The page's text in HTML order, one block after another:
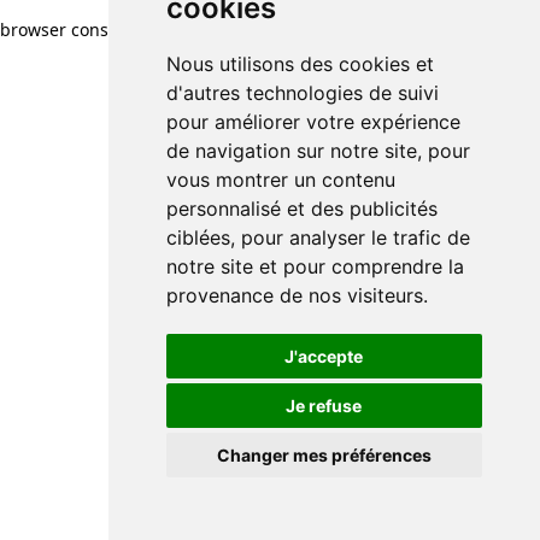
cookies
Nous utilisons des cookies et
d'autres technologies de suivi
pour améliorer votre expérience
de navigation sur notre site, pour
vous montrer un contenu
personnalisé et des publicités
ciblées, pour analyser le trafic de
notre site et pour comprendre la
provenance de nos visiteurs.
J'accepte
Je refuse
Changer mes préférences
browser console for more information)